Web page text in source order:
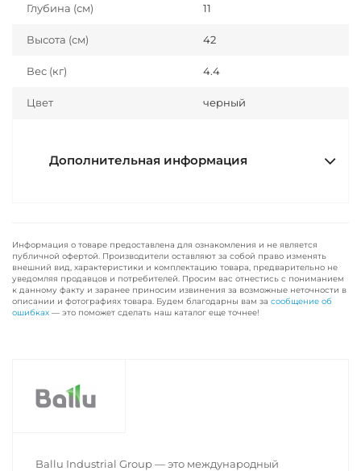
Глубина (см) 11
Высота (см) 42
Вес (кг) 4.4
Цвет черный
Дополнительная информация
Информация о товаре предоставлена для ознакомления и не является
публичной офертой. Производители оставляют за собой право изменять
внешний вид, характеристики и комплектацию товара, предварительно не
уведомляя продавцов и потребителей. Просим вас отнестись с пониманием
к данному факту и заранее приносим извинения за возможные неточности в
описании и фотографиях товара. Будем благодарны вам за сообщение об
ошибках — это поможет сделать наш каталог еще точнее!
Ballu Industrial Group — это международный